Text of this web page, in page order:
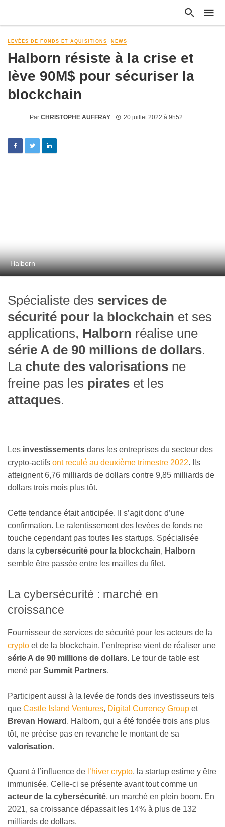
LEVÉES DE FONDS ET AQUISITIONS NEWS
Halborn résiste à la crise et
lève 90M$ pour sécuriser la
blockchain
Par CHRISTOPHE AUFFRAY 20 juillet 2022 à 9h52
Halborn
Spécialiste des services de
sécurité pour la blockchain et ses
applications, Halborn réalise une
série A de 90 millions de dollars.
La chute des valorisations ne
freine pas les pirates et les
attaques.
Les investissements dans les entreprises du secteur des
crypto-actifs ont reculé au deuxième trimestre 2022. Ils
atteignent 6,76 milliards de dollars contre 9,85 milliards de
dollars trois mois plus tôt.
Cette tendance était anticipée. Il s’agit donc d’une
confirmation. Le ralentissement des levées de fonds ne
touche cependant pas toutes les startups. Spécialisée
dans la cybersécurité pour la blockchain, Halborn
semble être passée entre les mailles du filet.
La cybersécurité : marché en
croissance
Fournisseur de services de sécurité pour les acteurs de la
crypto et de la blockchain, l’entreprise vient de réaliser une
série A de 90 millions de dollars. Le tour de table est
mené par Summit Partners.
Participent aussi à la levée de fonds des investisseurs tels
que Castle Island Ventures, Digital Currency Group et
Brevan Howard . Halborn, qui a été fondée trois ans plus
tôt, ne précise pas en revanche le montant de sa
valorisation.
Quant à l’influence de l’hiver crypto, la startup estime y être
immunisée. Celle-ci se présente avant tout comme un
acteur de la cybersécurité, un marché en plein boom. En
2021, sa croissance dépassait les 14% à plus de 132
milliards de dollars.